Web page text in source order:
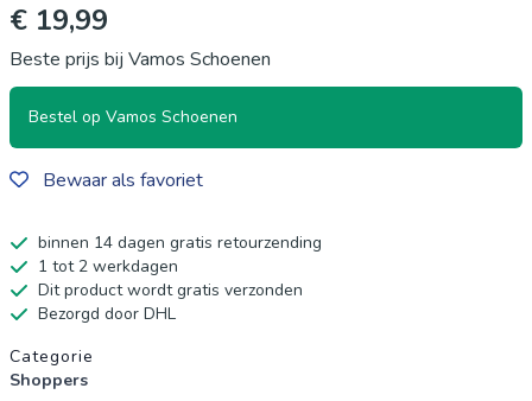
€ 19,99
Beste prijs bij Vamos Schoenen
Bestel op Vamos Schoenen
Bewaar als favoriet
binnen 14 dagen gratis retourzending
1 tot 2 werkdagen
Dit product wordt gratis verzonden
Bezorgd door DHL
Productgegevens
Categorie
Shoppers